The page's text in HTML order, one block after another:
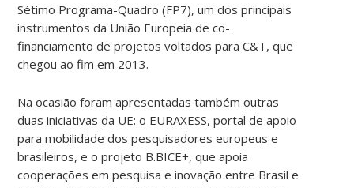
Sétimo Programa-Quadro (FP7), um dos principais
instrumentos da União Europeia de co-
financiamento de projetos voltados para C&T, que
chegou ao fim em 2013.
Na ocasião foram apresentadas também outras
duas iniciativas da UE: o EURAXESS, portal de apoio
para mobilidade dos pesquisadores europeus e
brasileiros, e o projeto B.BICE+, que apoia
cooperações em pesquisa e inovação entre Brasil e